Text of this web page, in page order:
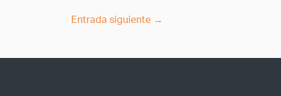
Entrada siguiente →